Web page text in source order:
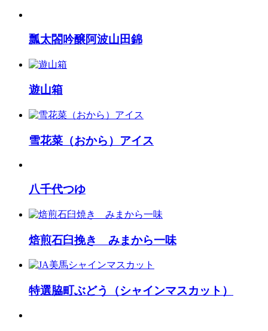
瓢太閤吟醸阿波山田錦
遊山箱
雪花菜（おから）アイス
八千代つゆ
焙煎石臼挽き みまから一味
特選脇町ぶどう（シャインマスカット）